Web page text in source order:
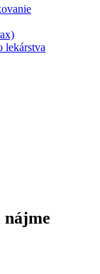
lekárstva
nájme